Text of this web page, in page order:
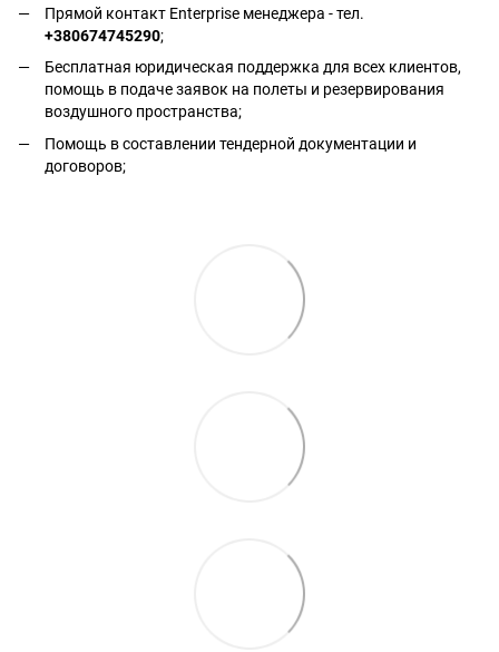
Прямой контакт Enterprise менеджера - тел.
+380674745290;
Бесплатная юридическая поддержка для всех клиентов,
помощь в подаче заявок на полеты и резервирования
воздушного пространства;
Помощь в составлении тендерной документации и
договоров;